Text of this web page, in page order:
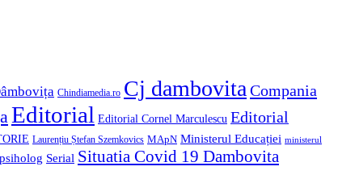
Chindiamedia.ro Cj dambovita Compania
Editorial Editorial Cornel Marculescu Editorial
Laurențiu Ștefan Szemkovics MApN Ministerul Educației ministerul
psiholog Serial Situatia Covid 19 Dambovita